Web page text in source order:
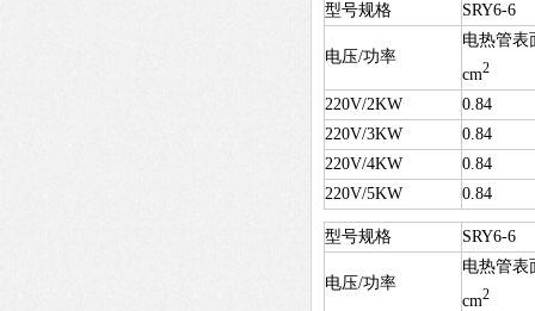
型号规格 SRY6-6
电压/功率
电热管表
cm2
220V/2KW
0.84
220V/3KW
0.84
220V/4KW
0.84
220V/5KW
0.84
型号规格 SRY6-6
电压/功率
电热管表
cm2